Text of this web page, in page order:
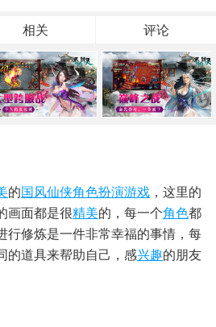
相关 评论
的国风仙侠角色扮演游戏 ，这里的
画面都是很精美的，每一个角色都
行修炼是一件非常幸福的事情，每
的道具来帮助自己，感兴趣的朋友